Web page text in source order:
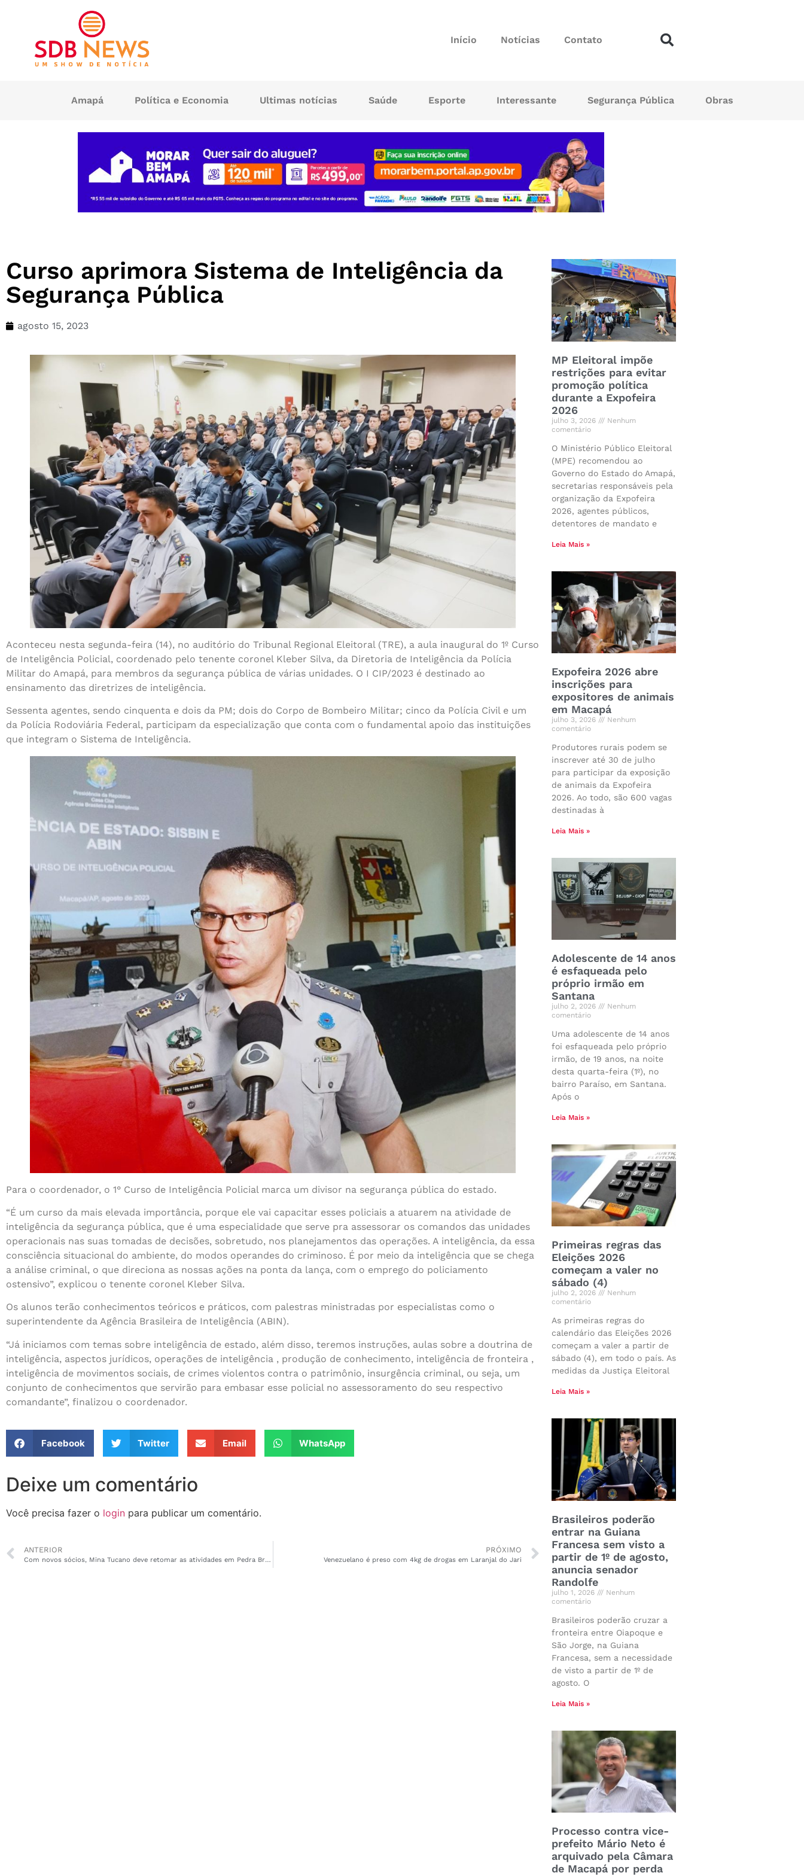
Início Notícias Contato
Amapá Política e Economia Ultimas notícias Saúde Esporte Interessante Segurança Pública Obras
Curso aprimora Sistema de Inteligência da
Segurança Pública
agosto 15, 2023
Aconteceu nesta segunda-feira (14), no auditório do Tribunal Regional Eleitoral (TRE), a aula inaugural do 1º Curso
de Inteligência Policial, coordenado pelo tenente coronel Kleber Silva, da Diretoria de Inteligência da Polícia
Militar do Amapá, para membros da segurança pública de várias unidades. O I CIP/2023 é destinado ao
ensinamento das diretrizes de inteligência.
Sessenta agentes, sendo cinquenta e dois da PM; dois do Corpo de Bombeiro Militar; cinco da Polícia Civil e um
da Polícia Rodoviária Federal, participam da especialização que conta com o fundamental apoio das instituições
que integram o Sistema de Inteligência.
Para o coordenador, o 1° Curso de Inteligência Policial marca um divisor na segurança pública do estado.
“É um curso da mais elevada importância, porque ele vai capacitar esses policiais a atuarem na atividade de
inteligência da segurança pública, que é uma especialidade que serve pra assessorar os comandos das unidades
operacionais nas suas tomadas de decisões, sobretudo, nos planejamentos das operações. A inteligência, da essa
consciência situacional do ambiente, do modos operandes do criminoso. É por meio da inteligência que se chega
a análise criminal, o que direciona as nossas ações na ponta da lança, com o emprego do policiamento
ostensivo”, explicou o tenente coronel Kleber Silva.
Os alunos terão conhecimentos teóricos e práticos, com palestras ministradas por especialistas como o
superintendente da Agência Brasileira de Inteligência (ABIN).
“Já iniciamos com temas sobre inteligência de estado, além disso, teremos instruções, aulas sobre a doutrina de
inteligência, aspectos jurídicos, operações de inteligência , produção de conhecimento, inteligência de fronteira ,
inteligência de movimentos sociais, de crimes violentos contra o patrimônio, insurgência criminal, ou seja, um
conjunto de conhecimentos que servirão para embasar esse policial no assessoramento do seu respectivo
comandante”, finalizou o coordenador.
Facebook Twitter Email WhatsApp
Deixe um comentário
Você precisa fazer o login para publicar um comentário.
ANTERIOR
Com novos sócios, Mina Tucano deve retomar as atividades em Pedra Branca
PRÓXIMO
Venezuelano é preso com 4kg de drogas em Laranjal do Jari
MP Eleitoral impõe
restrições para evitar
promoção política
durante a Expofeira
2026
julho 3, 2026
Nenhum
comentário
O Ministério Público Eleitoral
(MPE) recomendou ao
Governo do Estado do Amapá,
secretarias responsáveis pela
organização da Expofeira
2026, agentes públicos,
detentores de mandato e
Leia Mais »
Expofeira 2026 abre
inscrições para
expositores de animais
em Macapá
julho 3, 2026
Nenhum
comentário
Produtores rurais podem se
inscrever até 30 de julho
para participar da exposição
de animais da Expofeira
2026. Ao todo, são 600 vagas
destinadas à
Leia Mais »
Adolescente de 14 anos
é esfaqueada pelo
próprio irmão em
Santana
julho 2, 2026
Nenhum
comentário
Uma adolescente de 14 anos
foi esfaqueada pelo próprio
irmão, de 19 anos, na noite
desta quarta-feira (1º), no
bairro Paraíso, em Santana.
Após o
Leia Mais »
Primeiras regras das
Eleições 2026
começam a valer no
sábado (4)
julho 2, 2026
Nenhum
comentário
As primeiras regras do
calendário das Eleições 2026
começam a valer a partir de
sábado (4), em todo o país. As
medidas da Justiça Eleitoral
Leia Mais »
Brasileiros poderão
entrar na Guiana
Francesa sem visto a
partir de 1º de agosto,
anuncia senador
Randolfe
julho 1, 2026
Nenhum
comentário
Brasileiros poderão cruzar a
fronteira entre Oiapoque e
São Jorge, na Guiana
Francesa, sem a necessidade
de visto a partir de 1º de
agosto. O
Leia Mais »
Processo contra vice-
prefeito Mário Neto é
arquivado pela Câmara
de Macapá por perda